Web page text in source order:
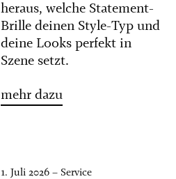
heraus, welche Statement-
Brille deinen Style-Typ und
deine Looks perfekt in
Szene setzt.
mehr dazu
1. Juli 2026 – Service